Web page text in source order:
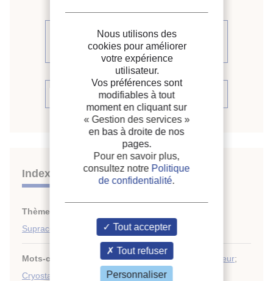
Voir d'autres articles du même
numéro (2)
Voir la source
Indexation
Thèmes :
Supraconduction
Mots-clés : Supraconduction;Aimant supraconducteur;
Cryostat
Recherche;Supraconducteur
Nous utilisons des
cookies pour améliorer
votre expérience
utilisateur.
Vos préférences sont
modifiables à tout
moment en cliquant sur
« Gestion des services »
en bas à droite de nos
pages.
Pour en savoir plus,
consultez notre Politique
de confidentialité.
Tout accepter
Tout refuser
Personnaliser